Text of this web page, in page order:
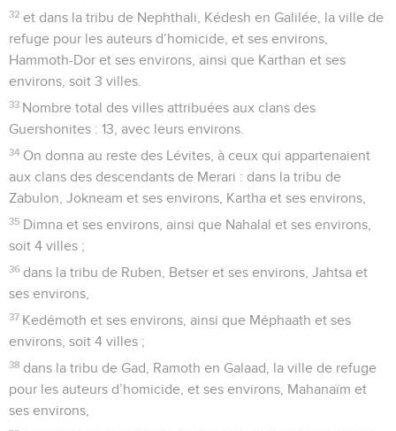
32 et dans la tribu de Nephthali, Kédesh en Galilée, la ville de
refuge pour les auteurs d’homicide, et ses environs,
Hammoth-Dor et ses environs, ainsi que Karthan et ses
environs, soit 3 villes.
33 Nombre total des villes attribuées aux clans des
Guershonites : 13, avec leurs environs.
34 On donna au reste des Lévites, à ceux qui appartenaient
aux clans des descendants de Merari : dans la tribu de
Zabulon, Jokneam et ses environs, Kartha et ses environs,
35 Dimna et ses environs, ainsi que Nahalal et ses environs,
soit 4 villes ;
36 dans la tribu de Ruben, Betser et ses environs, Jahtsa et
ses environs,
37 Kedémoth et ses environs, ainsi que Méphaath et ses
environs, soit 4 villes ;
38 dans la tribu de Gad, Ramoth en Galaad, la ville de refuge
pour les auteurs d’homicide, et ses environs, Mahanaïm et
ses environs,